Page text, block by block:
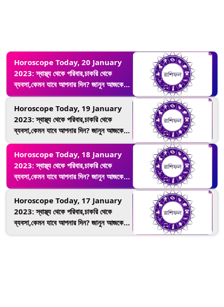
Horoscope Today, 20 January
2023: স্বাস্থ্য থেকে পরিবার,চাকরি থেকে
ব্যবসা,কেমন যাবে আপনার দিন? জানুন আজকের
রাশিফল
Horoscope Today, 19 January
2023: স্বাস্থ্য থেকে পরিবার,চাকরি থেকে
ব্যবসা,কেমন যাবে আপনার দিন? জানুন আজকের
রাশিফল
Horoscope Today, 18 January
2023: স্বাস্থ্য থেকে পরিবার,চাকরি থেকে
ব্যবসা,কেমন যাবে আপনার দিন? জানুন আজকের
রাশিফল
Horoscope Today, 17 January
2023: স্বাস্থ্য থেকে পরিবার,চাকরি থেকে
ব্যবসা,কেমন যাবে আপনার দিন? জানুন আজকের